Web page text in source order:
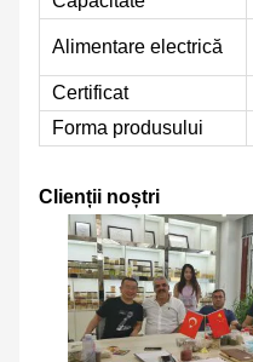
Alimentare electrică
Certificat
Forma produsului
Clienții noștri